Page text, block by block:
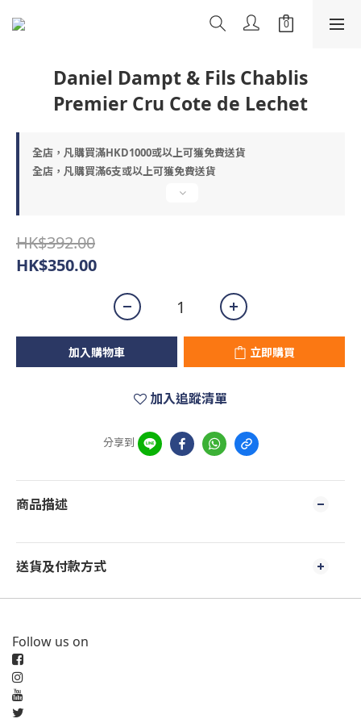
Daniel Dampt & Fils Chablis
Premier Cru Cote de Lechet
全店，凡購買滿HKD1000或以上可獲免費送貨
全店，凡購買滿6支或以上可獲免費送貨
HK$392.00
HK$350.00
加入購物車 立即購買
加入追蹤清單
分享到
商品描述
送貨及付款方式
Follow us on